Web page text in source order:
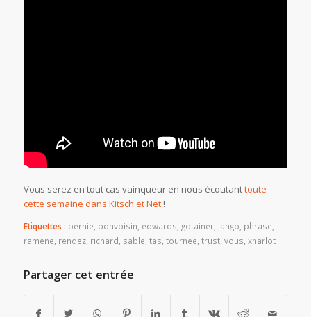
Vous serez en tout cas vainqueur en nous écoutanttoute
cette semaine dans Kitsch et Net!
Etiquettes : bernie bonvoisin edwards gotainer, jango phrase
ramene rendez, richard sable tas tournee trust, vous xharlot
Partager cet entrée